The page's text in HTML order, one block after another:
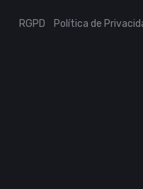
RGPD Política de